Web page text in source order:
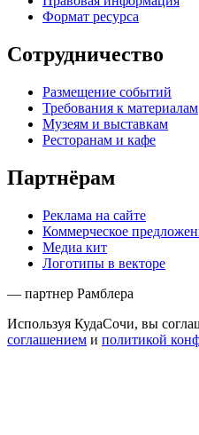
Формат ресурса
Сотрудничество
Размещение событий
Требования к материалам
Музеям и выставкам
Ресторанам и кафе
Партнёрам
Реклама на сайте
Коммерческое
Медиа кит
Логотипы в векторе
— партнер Рамблера
Используя КудаСочи, вы
соглашением и политикой